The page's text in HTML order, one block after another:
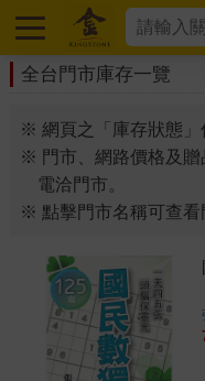
全台門市庫存一覽
※ 網頁之「庫存狀態」
※ 門市、網路價格及贈
電洽門市。
※ 點擊門市名稱可查看